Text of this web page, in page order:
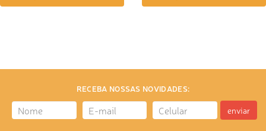
RECEBA NOSSAS NOVIDADES:
enviar